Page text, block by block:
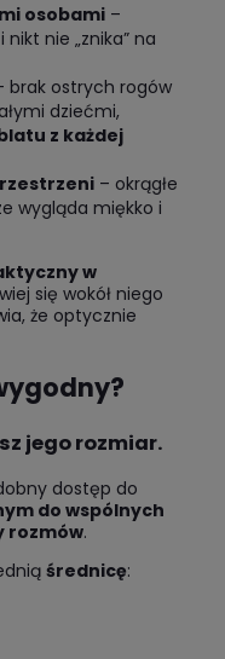
osobami –
nie „znika” na
brak ostrych rogów
dziećmi,
z każdej
– okrągłe
wygląda miękko i
w
się wokół niego
że optycznie
jego rozmiar.
dostęp do
do wspólnych
rozmów.
średnicę: